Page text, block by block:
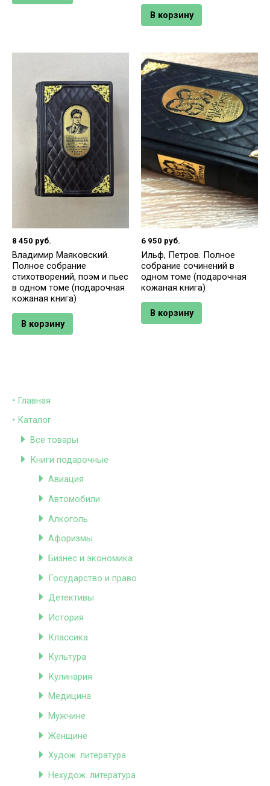
• Главная
• Каталог
Все товары
Книги подарочные
Авиация
Автомобили
Алкоголь
Афоризмы
Бизнес и экономика
Государство и право
Детективы
История
Классика
Культура
Кулинария
Медицина
Мужчине
Женщине
Худож. литература
Нехудож. литература
В корзину
8 450 руб.
Владимир Маяковский.
Полное собрание
стихотворений, поэм и пьес
в одном томе (подарочная
кожаная книга)
В корзину
6 950 руб.
Ильф, Петров. Полное
собрание сочинений в
одном томе (подарочная
кожаная книга)
В корзину